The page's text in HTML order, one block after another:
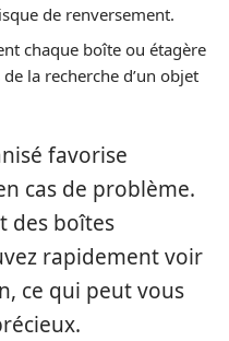
de renversement.
chaque boîte ou étagère
la recherche d’un objet
favorise
cas de problème.
des boîtes
rapidement voir
ce qui peut vous